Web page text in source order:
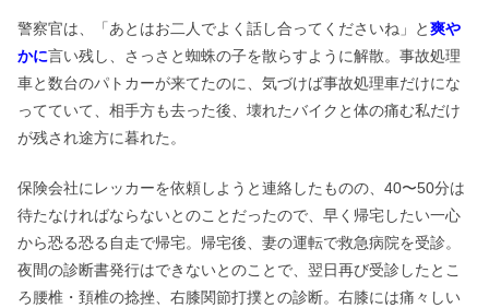
警察官は、「あとはお二人でよく話し合ってくださいね」と爽や
かに言い残し、さっさと蜘蛛の子を散らすように解散。事故処理
車と数台のパトカーが来てたのに、気づけば事故処理車だけにな
ってていて、相手方も去った後、壊れたバイクと体の痛む私だけ
が残され途方に暮れた。
保険会社にレッカーを依頼しようと連絡したものの、40〜50分は
待たなければならないとのことだったので、早く帰宅したい一心
から恐る恐る自走で帰宅。帰宅後、妻の運転で救急病院を受診。
夜間の診断書発行はできないとのことで、翌日再び受診したとこ
ろ腰椎・頚椎の捻挫、右膝関節打撲との診断。右膝には痛々しい